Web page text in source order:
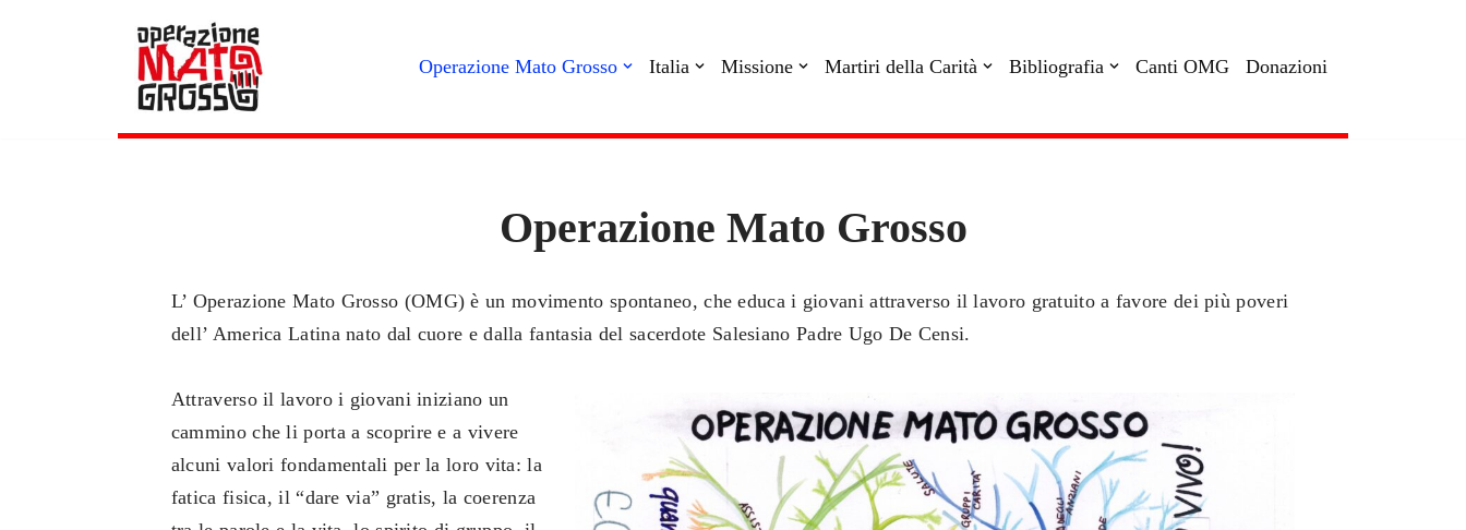
Operazione Mato Grosso Italia Missione Martiri della Carità Bibliografia Canti OMG Donazioni
Operazione Mato Grosso
L’ Operazione Mato Grosso (OMG) è un movimento spontaneo, che educa i giovani attraverso il lavoro gratuito a favore dei più poveri
dell’ America Latina nato dal cuore e dalla fantasia del sacerdote Salesiano Padre Ugo De Censi.
Attraverso il lavoro i giovani iniziano un
cammino che li porta a scoprire e a vivere
alcuni valori fondamentali per la loro vita: la
fatica fisica, il “dare via” gratis, la coerenza